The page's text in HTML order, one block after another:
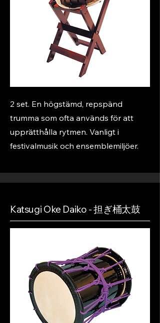
2 set. En högstämd, repspänd
trumma som ofta används för att
upprätthålla rytmen. Vanligt i
festivalmusik och ensemblemiljöer.
Katsugi Oke Daiko - 担ぎ桶太鼓